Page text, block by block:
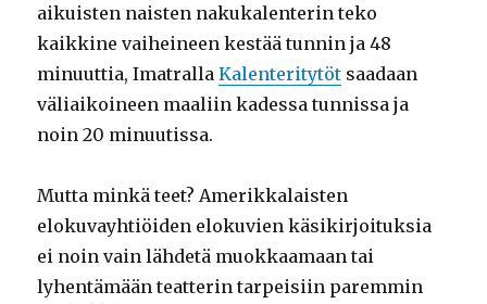
aikuisten naisten nakukalenterin teko
kaikkine vaiheineen kestää tunnin ja 48
minuuttia, ImatrallaKalenteritytöt saadaan
väliaikoineen maaliin kadessa tunnissa ja
noin 20 minuutissa.
Mutta minkä teet? Amerikkalaisten
elokuvayhtiöiden elokuvien käsikirjoituksia
ei noin vain lähdetä muokkaamaan tai
lyhentämään teatterin tarpeisiin paremmin